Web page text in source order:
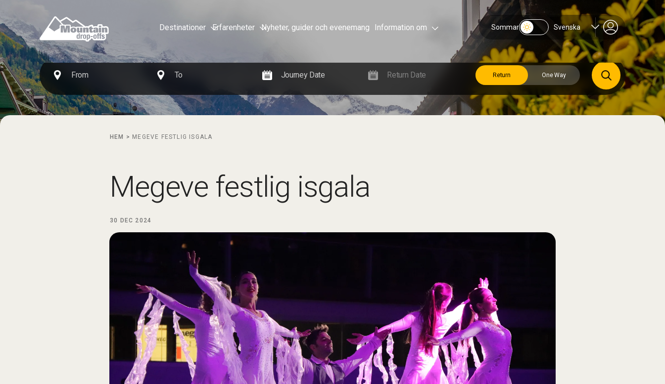
Destinationer Erfarenheter Nyheter, guider och evenemang Information om Sommar Svenska
HEM > MEGEVE FESTLIG ISGALA
Megeve festlig isgala
30 DEC 2024
Return One Way